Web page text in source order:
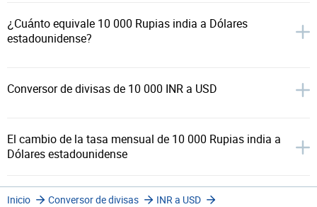
¿Cuánto equivale 10 000 Rupias india a Dólares
estadounidense?
Conversor de divisas de 10 000 INR a USD
El cambio de la tasa mensual de 10 000 Rupias india a
Dólares estadounidense
Inicio Conversor de divisas
INR a USD